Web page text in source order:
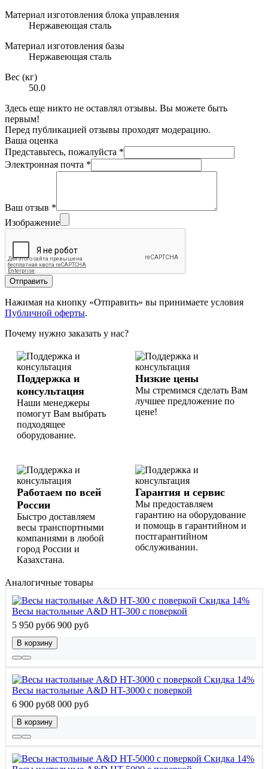
Материал изготовления блока управления
Нержавеющая сталь
Материал изготовления базы
Нержавеющая сталь
Вес (кг)
50.0
Здесь еще никто не оставлял отзывы. Вы можете быть
первым!
Перед публикацией отзывы проходят модерацию.
Ваша оценка
Представьтесь, пожалуйста *
Электронная почта *
Ваш отзыв *
Изображение
Отправить
Нажимая на кнопку «Отправить» вы принимаете условия
Публичной оферты.
Почему нужно заказать у нас?
Поддержка и
консультация
Наши менеджеры
помогут Вам выбрать
подходящее
оборудование.
Низкие цены
Мы стремимся сделать Вам
лучшее предложение по
цене!
Работаем по всей
России
Быстро доставляем
весы транспортными
компаниями в любой
город России и
Казахстана.
Гарантия и сервис
Мы предоставляем
гарантию на оборудование
и помощь в гарантийном и
постгарантийном
обслуживании.
Аналогичные товары
Скидка 14%
Весы настольные A&D HT-300 с поверкой
5 950 руб6 900 руб
В корзину
Скидка 14%
Весы настольные A&D HT-3000 с поверкой
6 900 руб8 000 руб
В корзину
Скидка 14%